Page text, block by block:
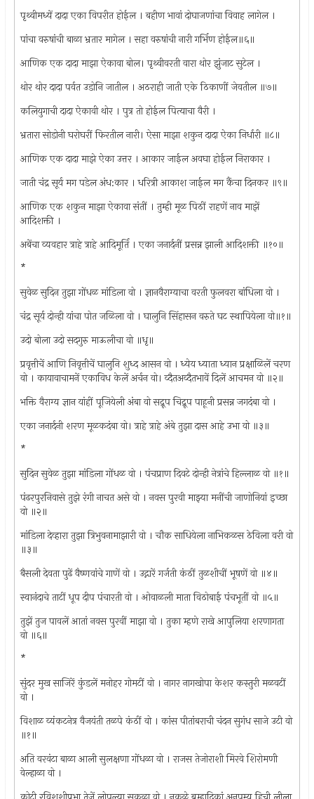
पृथ्वीमध्यें दादा एका विपरीत होईल । बहीण भावां दोघाजणांचा विवाह लागेल ।
पांचा वरुषांची बाळा भ्रतार मागेल । सहा वरुषांची नारी गर्भिण होईल॥६॥
आणिक एक दादा माझा ऐकावा बोल। पृथ्वीवरती वारा थोर झुंजाट सुटेल ।
थोर थोर दादा पर्वत उडोनि जातील । अठराही जाती एके ठिकाणीं जेवतील ॥७॥
कलियुगाची दादा ऐकावी थोर । पुत्र तो होईल पित्याचा वैरी ।
भ्रतारा सोडोनी घरोघरीं फिरतील नारी। ऐसा माझा शकुन दादा ऐका निर्धारी ॥८॥
आणिक एक दादा माझे ऐका उत्तर । आकार जाईल अवघा होईल निराकार ।
जाती चंद्र सूर्य मग पडेल अंध:कार । धरित्री आकाश जाईल मग कैंचा दिनकर ॥९॥
आणिक एक शकुन माझा ऐकावा संतीं । तुम्ही मूळ पिठीं राहणें नाव माझें
आदिशक्ती ।
अबेंचा व्यवहार त्राहे त्राहे आदिमूर्ति । एका जनार्दनीं प्रसन्न झाली आदिशक्ती ॥१०॥
*
सुवेळ सुदिन तुझा गोंधळ मांडिला वो । ज्ञानवैराग्याचा वरती फुलवरा बांधिला वो ।
चंद्र सूर्य दोन्ही यांचा पोत जळिला वो । घालुनि सिंहासन वरुते घट स्थापियेला वो॥१॥
उदो बोला उदो सदगुरु माऊलीचा वो ॥धृ॥
प्रवृत्तीचें आणि निवृत्तीचें घालुनि शुध्द आसन वो । ध्येय ध्याता ध्यान प्रक्षाळिलें चरण
वो । कायावाचामनें एकाविध केलें अर्चन वो। व्दैतअव्दैतभावें दिलें आचमन वो ॥२॥
भक्ति वैराग्य ज्ञान यांहीं पूजियेली अंबा वो सद्रूप चिद्रूप पाहूनी प्रसन्न जगदंबा वो ।
एका जनार्दनी शरण मूळकदंबा वो। त्राहे त्राहे अंबे तुझा दास आहे उभा वो ॥३॥
*
सुदिन सुवेळ तुझा मांडिला गोंधळ वो । पंचप्राण दिवटे दोन्ही नेत्रांचे हिल्लाळ वो ॥१॥
पंढरपुरनिवासे तुझे रंगी नाचत असे वो । नवस पुरवी माझ्या मनींची जाणोनियां इच्छा
वो ॥२॥
मांडिला देव्हारा तुझा त्रिभुवनामाझारी वो । चौक साधियेला नाभिकळस ठेविला वरी वो
॥३॥
बैसली देवता पुढें वैष्णवांचे गाणें वो । उद्गारें गर्जती कंठीं तुळशीचीं भूषणें वो ॥४॥
स्वानंदाचे ताटीं धूप दीप पंचारती वो । ओवाळली माता विठोबाई पंचभूतीं वो ॥५॥
तुझें तुज पावलें आतां नवस पुरवीं माझा वो । तुका म्हणे राखे आपुलिया शरणागता
वो ॥६॥
*
सुंदर मुख साजिरें कुंडलें मनोहर गोमटीं वो । नागर नागखोपा केशर कस्तुरी मळवटीं
वो ।
विशाळ व्यंकटनेत्र वैजयंती तळपे कंठीं वो । कांस पीतांबराची चंदन सुगंध साजे उटी वो
॥१॥
अति वरवंटा बाळा आली सुलक्षणा गोंधळा वो । राजस तेजोराशी मिरवे शिरोमणी
वेल्हाळा वो ।